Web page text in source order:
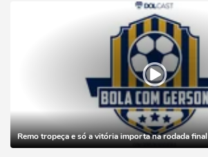
Remo tropeça e só a vitória importa na rodada final